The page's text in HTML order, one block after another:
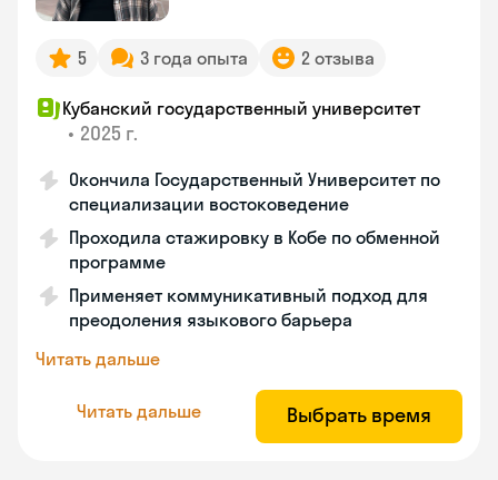
5 3 года опыта 2 отзыва
Кубанский государственный университет
• 2025 г.
Окончила Государственный Университет по
специализации востоковедение
Проходила стажировку в Кобе по обменной
программе
Применяет коммуникативный подход для
преодоления языкового барьера
Читать дальше
Читать дальше Выбрать время